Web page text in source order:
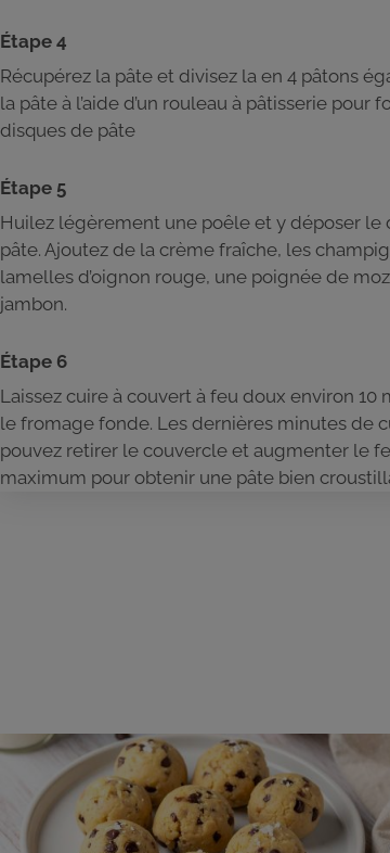
Étape 4
Récupérez la pâte et divisez la en 4 pâtons
la pâte à l’aide d’un rouleau à pâtisserie pour
disques de pâte
Étape 5
Huilez légèrement une poêle et y déposer le
pâte. Ajoutez de la crème fraîche, les
lamelles d’oignon rouge, une poignée de
jambon.
Étape 6
Laissez cuire à couvert à feu doux environ 10
le fromage fonde. Les dernières minutes de
pouvez retirer le couvercle et augmenter le
maximum pour obtenir une pâte bien